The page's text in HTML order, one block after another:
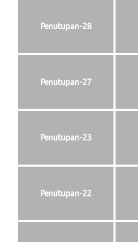
Penutupan-28
Penutupan-27
Penutupan-23
Penutupan-22